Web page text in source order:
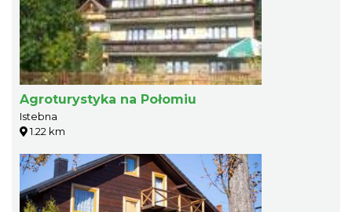
Agroturystyka na Połomiu
Istebna
1.22 km